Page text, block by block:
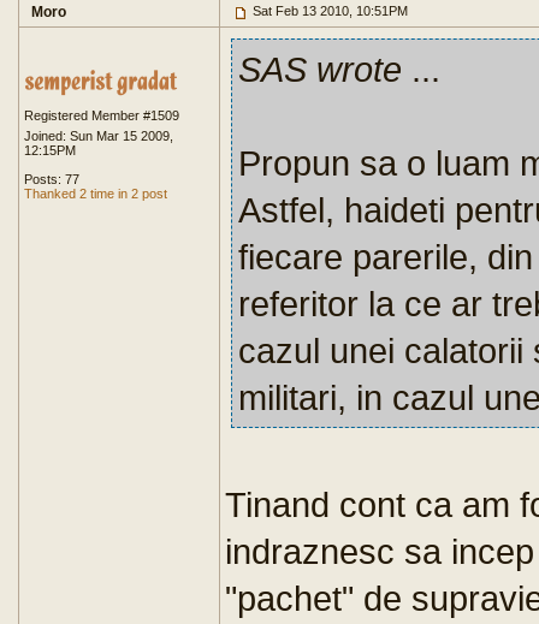
Moro Sat Feb 13 2010, 10:51PM
Registered Member #1509
Joined: Sun Mar 15 2009,
12:15PM
Posts: 77
Thanked 2 time in 2 post
SAS wrote ...
Propun sa o luam
Astfel, haideti
fiecare parerile,
referitor la ce ar
cazul unei
militari, in cazul
Tinand cont ca am
indraznesc sa
"pachet" de